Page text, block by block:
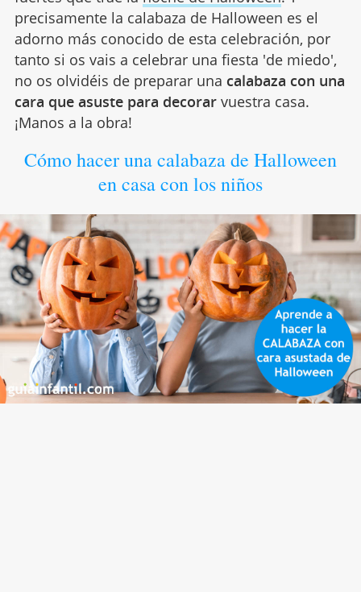
precisamente la calabaza de Halloween es el
adorno más conocido de esta celebración, por
tanto si os vais a celebrar una fiesta 'de miedo',
no os olvidéis de preparar una calabaza con una
cara que asuste para decorarvuestra casa.
¡Manos a la obra!
Cómo hacer una calabaza de Halloween
en casa con los niños